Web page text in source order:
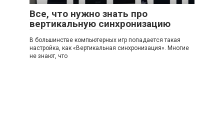
Все, что нужно знать про
вертикальную синхронизацию
В большинстве компьютерных игр попадается такая
настройка, как «Вертикальная синхронизация». Многие
не знают, что